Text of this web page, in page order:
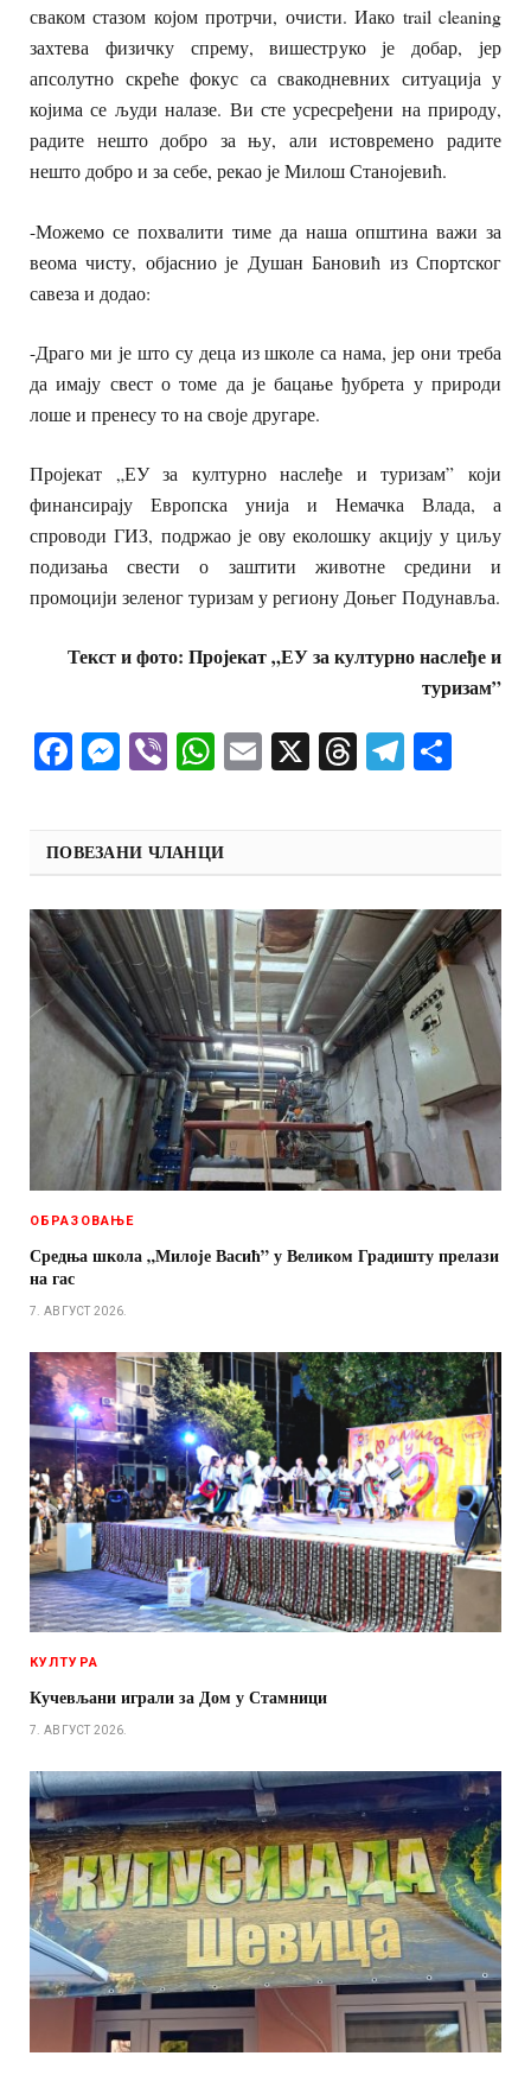
сваком стазом којом протрчи, очисти. Иако trail cleaning
захтева физичку спрему, вишеструко је добар, јер
апсолутно скреће фокус са свакодневних ситуација у
којима се људи налазе. Ви сте усресређени на природу,
радите нешто добро за њу, али истовремено радите
нешто добро и за себе, рекао је Милош Станојевић.
-Можемо се похвалити тиме да наша општина важи за
веома чисту, објаснио је Душан Бановић из Спортског
савеза и додао:
-Драго ми је што су деца из школе са нама, јер они треба
да имају свест о томе да је бацање ђубрета у природи
лоше и пренесу то на своје другаре.
Пројекат „ЕУ за културно наслеђе и туризам” који
финансирају Европска унија и Немачка Влада, а
спроводи ГИЗ, подржао је ову еколошку акцију у циљу
подизања свести о заштити животне средини и
промоцији зеленог туризам у региону Доњег Подунавља.
Текст и фото: Пројекат „ЕУ за културно наслеђе и
туризам”
Facebook
Messenger
ViberWhatsApp
Email
X Threads
ПОВЕЗАНИ ЧЛАНЦИ
ОБРАЗОВАЊЕ
Средња школа „Милоје Васић” у Великом Градишту прелази
на гас
7. АВГУСТ 2026.
КУЛТУРА
Кучевљани играли за Дом у Стамници
7. АВГУСТ 2026.